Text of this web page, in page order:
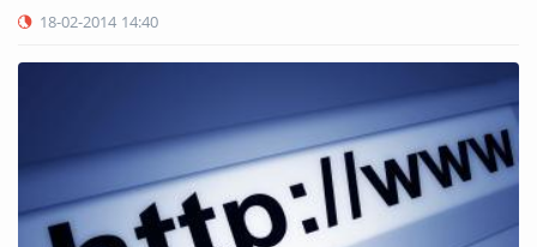
18-02-2014 14:40